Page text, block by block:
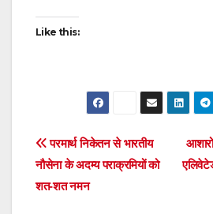
Like this:
Post
navigation
परमार्थ निकेतन से भारतीय
नौसेना के अदम्य पराक्रमियों को
शत-शत नमन